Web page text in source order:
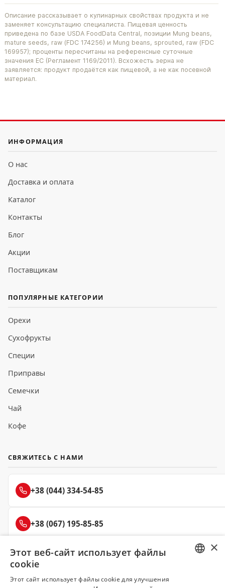
Описание рассказывает о кулинарных свойствах продукта и не
заменяет консультацию специалиста. Пищевая ценность
приведена по базе USDA FoodData Central, позиции Mung beans,
mature seeds, raw (FDC 174256) и Mung beans, sprouted, raw (FDC
169957); проценты пересчитаны на референсные суточные
значения ЕС (Регламент 1169/2011). Всхожесть зерна не
заявляется: продукт продаётся как пищевой, а не как посевной
материал.
ИНФОРМАЦИЯ
О нас
Доставка и оплата
Каталог
Контакты
Блог
Акции
Поставщикам
ПОПУЛЯРНЫЕ КАТЕГОРИИ
Орехи
Сухофрукты
Специи
Приправы
Семечки
Чай
Кофе
СВЯЖИТЕСЬ С НАМИ
+38 (044) 334-54-85
+38 (067) 195-85-85
+38 (050) 145-85-45
×
Этот веб-сайт использует файлы
cookie
Этот сайт использует файлы cookie для улучшения